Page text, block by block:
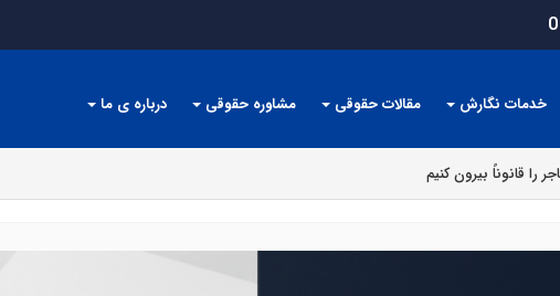
خدمات نگارش مقالات حقوقی مشاوره حقوقی درباره ی ما
را قانوناً بیرون کنیم